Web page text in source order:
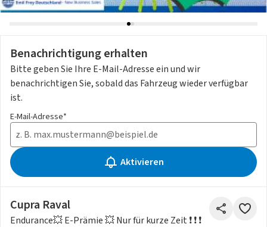
Benachrichtigung erhalten
Bitte geben Sie Ihre E-Mail-Adresse ein und wir
benachrichtigen Sie, sobald das Fahrzeug wieder verfügbar
ist.
E-Mail-Adresse*
Aktivieren
Cupra Raval
Endurance💥 E-Prämie 💥 Nur für kurze Zeit ❗ ❗ ❗